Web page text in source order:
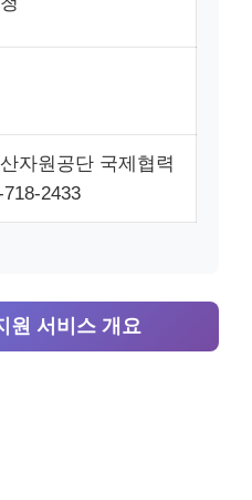
자원공단 국제협력
718-2433
원 서비스 개요